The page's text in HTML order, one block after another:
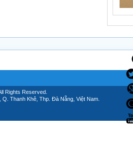
Rights Reserved.
Thanh Khê, Thp. Đà Nẵng, Việt Nam.